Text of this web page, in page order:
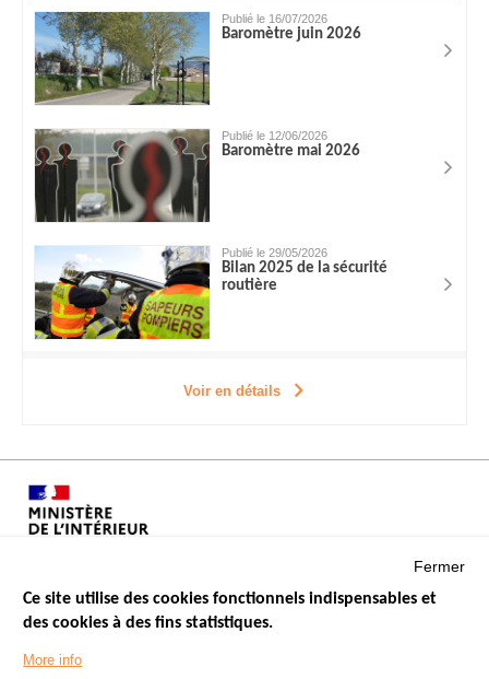
Publié le 16/07/2026
Baromètre juin 2026
Publié le 12/06/2026
Baromètre mai 2026
Publié le 29/05/2026
Bilan 2025 de la sécurité
routière
Voir en détails
Menu
Footer
LES SITES PUBLICS
Fermer
Ce site utilise des cookies fonctionnels indispensables et
des cookies à des fins statistiques.
More info